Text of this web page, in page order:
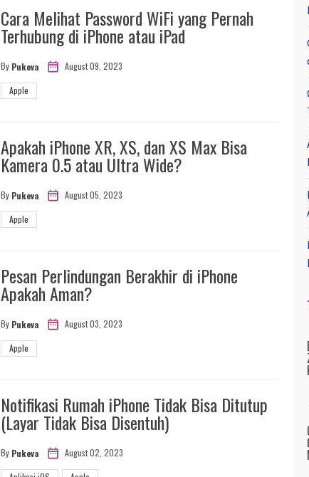
Cara Melihat Password WiFi yang Pernah
Terhubung di iPhone atau iPad
By Pukeva August 09, 2023
Apple
Apakah iPhone XR, XS, dan XS Max Bisa
Kamera 0.5 atau Ultra Wide?
By Pukeva August 05, 2023
Apple
Pesan Perlindungan Berakhir di iPhone
Apakah Aman?
By Pukeva August 03, 2023
Apple
Notifikasi Rumah iPhone Tidak Bisa Ditutup
(Layar Tidak Bisa Disentuh)
By Pukeva August 02, 2023